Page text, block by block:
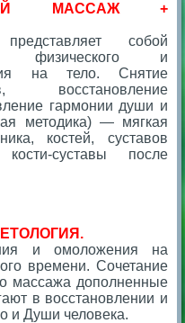
МАССАЖ +
собой
физического и
на тело. Снятие
восстановление
гармонии души и
методика) — мягкая
костей, суставов
суставы после
и омоложения на
времени. Сочетание
массажа дополненные
в восстановлении и
и Души человека.